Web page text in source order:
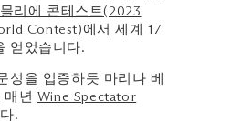
리에 콘테스트(2023
Contest) 에서 세계 17
얻었습니다.
성을 입증하듯 마리나 베
매년 Wine Spectator
.